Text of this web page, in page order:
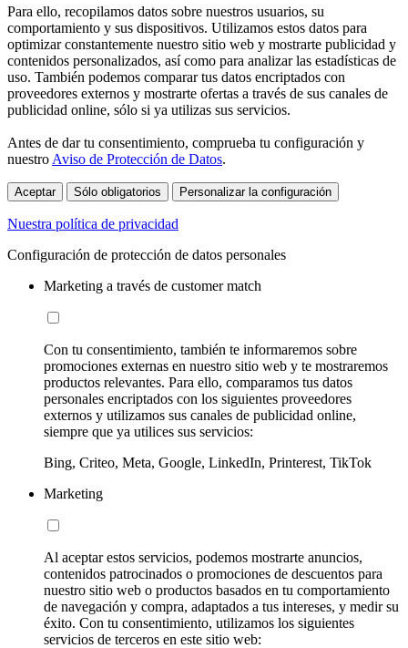
Para ello, recopilamos datos sobre nuestros usuarios, su
comportamiento y sus dispositivos. Utilizamos estos datos para
optimizar constantemente nuestro sitio web y mostrarte publicidad y
contenidos personalizados, así como para analizar las estadísticas de
uso. También podemos comparar tus datos encriptados con
proveedores externos y mostrarte ofertas a través de sus canales de
publicidad online, sólo si ya utilizas sus servicios.
Antes de dar tu consentimiento, comprueba tu configuración y
nuestro Aviso de Protección de Datos.
Aceptar Sólo obligatorios Personalizar la configuración
Nuestra política de privacidad
Configuración de protección de datos personales
Marketing a través de customer match
Con tu consentimiento, también te informaremos sobre
promociones externas en nuestro sitio web y te mostraremos
productos relevantes. Para ello, comparamos tus datos
personales encriptados con los siguientes proveedores
externos y utilizamos sus canales de publicidad online,
siempre que ya utilices sus servicios:
Bing, Criteo, Meta, Google, LinkedIn, Printerest, TikTok
Marketing
Al aceptar estos servicios, podemos mostrarte anuncios,
contenidos patrocinados o promociones de descuentos para
nuestro sitio web o productos basados en tu comportamiento
de navegación y compra, adaptados a tus intereses, y medir su
éxito. Con tu consentimiento, utilizamos los siguientes
servicios de terceros en este sitio web: